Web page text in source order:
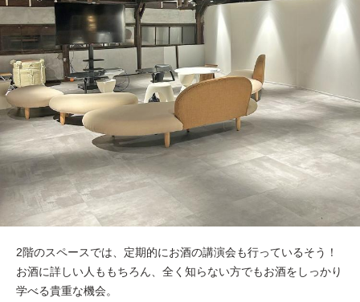
2階のスペースでは、定期的にお酒の講演会も行っているそう！
お酒に詳しい人ももちろん、全く知らない方でもお酒をしっかり
学べる貴重な機会。